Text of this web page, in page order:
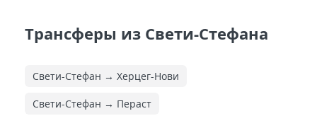
Трансферы из Свети-Стефана
Свети-Стефан → Херцег-Нови
Свети-Стефан → Пераст